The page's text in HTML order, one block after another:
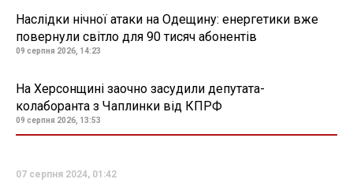
Наслідки нічної атаки на Одещину: енергетики вже
повернули світло для 90 тисяч абонентів
09 серпня 2026, 14:23
На Херсонщині заочно засудили депутата-
колаборанта з Чаплинки від КПРФ
09 серпня 2026, 13:53
07 серпня 2024, 01:42